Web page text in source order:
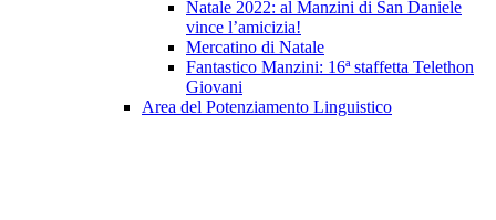
Natale 2022: al Manzini di San Daniele
vince l’amicizia!
Mercatino di Natale
Fantastico Manzini: 16ª staffetta Telethon
Giovani
Area del Potenziamento Linguistico